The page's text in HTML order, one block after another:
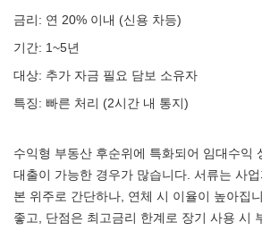
금리: 연 20% 이내 (신용 차등)
기간: 1~5년
대상: 추가 자금 필요 담보 소유자
특징: 빠른 처리 (2시간 내 통지)
수익형 부동산 후순위에 특화되어 임대수익
대출이 가능한 경우가 많습니다. 서류는 사
본 위주로 간단하나, 연체 시 이율이 높아집
좋고, 단점은 최고금리 한계로 장기 사용 시